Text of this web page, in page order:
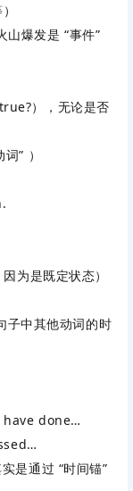
山爆发是 “事件”
），无论是否
” ）
为是既定状态）
子中其他动词的时
done…
是通过 “时间锚”